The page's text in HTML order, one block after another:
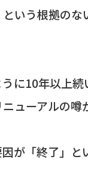
いう根拠のな
に10年以上続
ューアルの噂
が「終了」と